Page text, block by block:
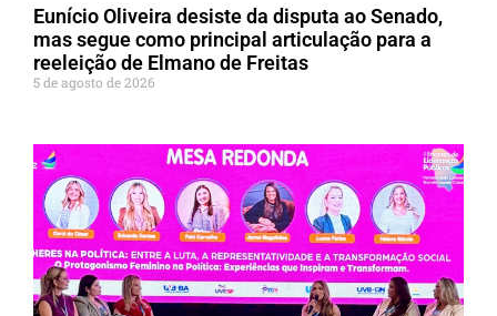
Eunício Oliveira desiste da disputa ao Senado,
mas segue como principal articulação para a
reeleição de Elmano de Freitas
5 de agosto de 2026